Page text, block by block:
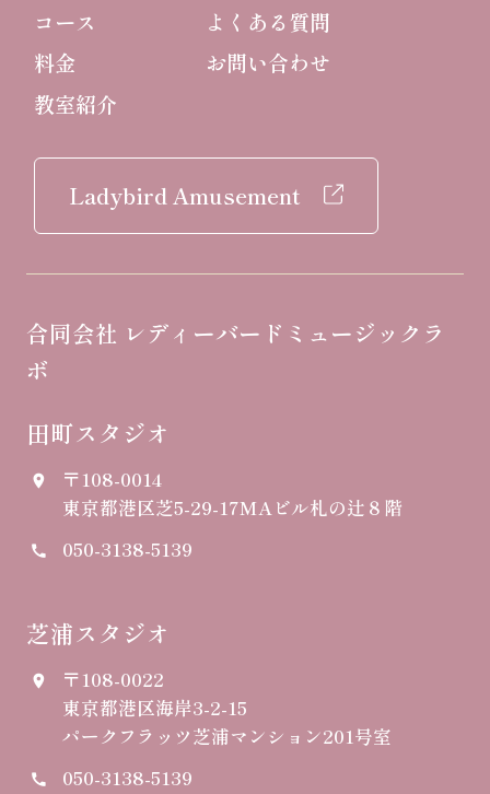
コース
料金
教室紹介
よくある質問
お問い合わせ
Ladybird Amusement
合同会社 レディーバードミュージックラ
ボ
田町スタジオ
place
〒108-0014
東京都港区芝5-29-17MAビル札の辻８階
call 050-3138-5139
芝浦スタジオ
place
〒108-0022
東京都港区海岸3-2-15
パークフラッツ芝浦マンション201号室
call 050-3138-5139